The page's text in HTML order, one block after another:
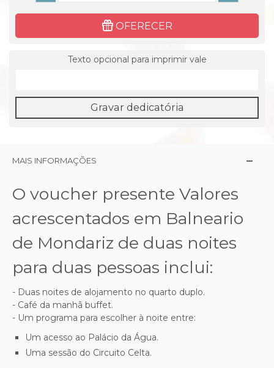
OFERECER
Texto opcional para imprimir vale
Gravar dedicatória
MAIS INFORMAÇÕES
O voucher presente Valores
acrescentados em Balneario
de Mondariz de duas noites
para duas pessoas inclui:
- Duas noites de alojamento no quarto duplo.
- Café da manhã buffet.
- Um programa para escolher à noite entre:
Um acesso ao Palácio da Água.
Uma sessão do Circuito Celta.